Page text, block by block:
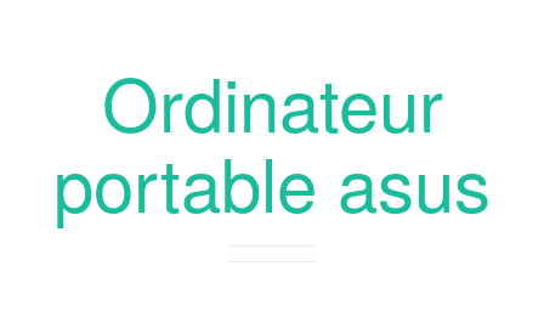
Ordinateur
portable asus